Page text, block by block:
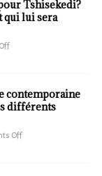
Tshisekedi?
qui lui sera
contemporaine
différents
Off